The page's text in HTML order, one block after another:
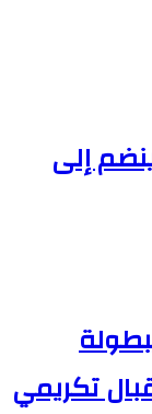
إلى
تكريمي